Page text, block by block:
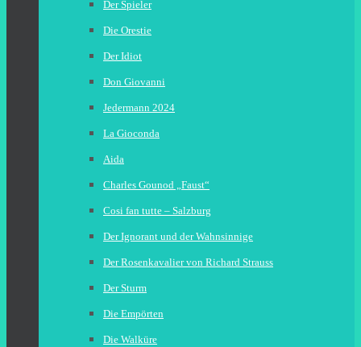
Der Spieler
Die Orestie
Der Idiot
Don Giovanni
Jedermann 2024
La Gioconda
Aida
Charles Gounod „Faust“
Cosi fan tutte – Salzburg
Der Ignorant und der Wahnsinnige
Der Rosenkavalier von Richard Strauss
Der Sturm
Die Empörten
Die Walküre